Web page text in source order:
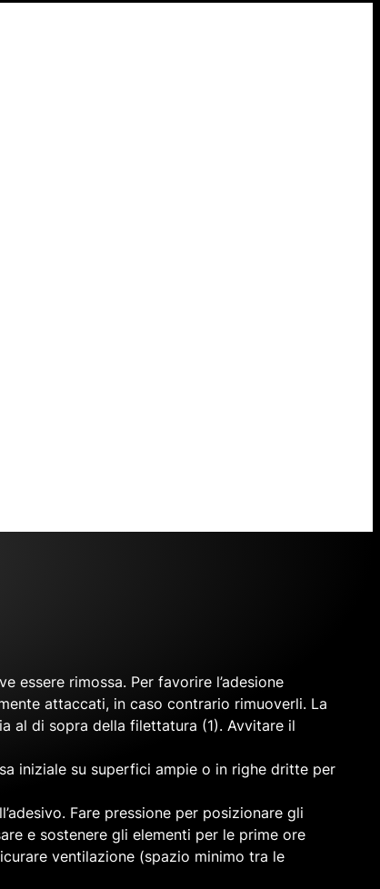
essere rimossa. Per favorire l’adesione
attaccati, in caso contrario rimuoverli. La
al di sopra della filettatura (1). Avvitare il
iniziale su superfici ampie o in righe dritte per
Fare pressione per posizionare gli
e sostenere gli elementi per le prime ore
ventilazione (spazio minimo tra le